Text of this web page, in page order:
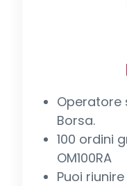
Operatore
Borsa.
100 ordini
OM100RA
Puoi